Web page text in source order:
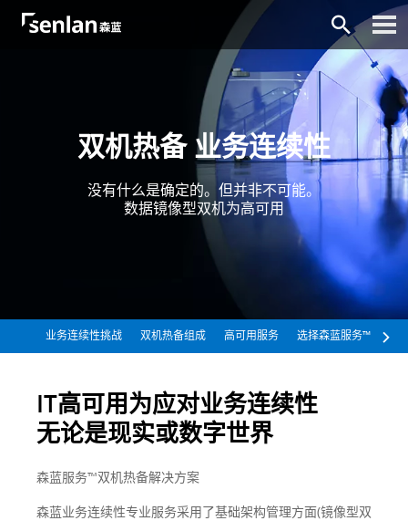
双机热备 业务连续性
没有什么是确定的。但并非不可能。
数据镜像型双机为高可用
业务连续性挑战 双机热备组成 高可用服务 选择森蓝服务™
IT高可用为应对业务连续性
无论是现实或数字世界
森蓝服务™双机热备解决方案
森蓝业务连续性专业服务采用了基础架构管理方面(镜像型双